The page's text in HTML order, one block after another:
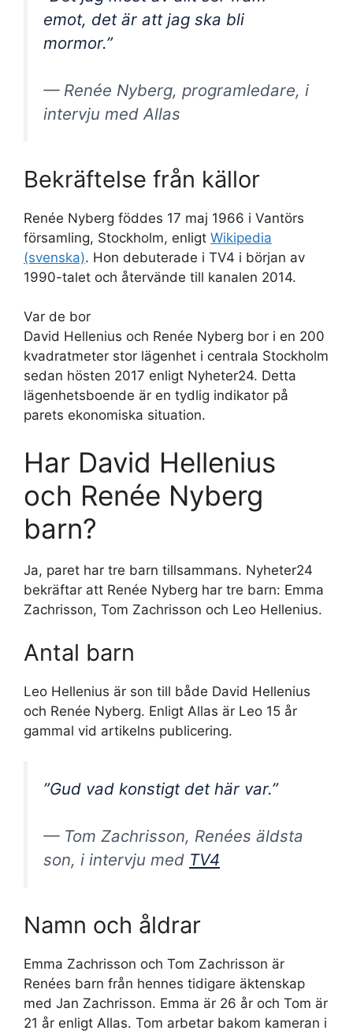
emot, det är att jag ska bli
mormor.”
— Renée Nyberg, programledare, i
intervju med Allas
Bekräftelse från källor
Renée Nyberg föddes 17 maj 1966 i Vantörs
församling, Stockholm, enligt Wikipedia
(svenska). Hon debuterade i TV4 i början av
1990-talet och återvände till kanalen 2014.
Var de bor
David Hellenius och Renée Nyberg bor i en 200
kvadratmeter stor lägenhet i centrala Stockholm
sedan hösten 2017 enligt Nyheter24. Detta
lägenhetsboende är en tydlig indikator på
parets ekonomiska situation.
Har David Hellenius
och Renée Nyberg
barn?
Ja, paret har tre barn tillsammans. Nyheter24
bekräftar att Renée Nyberg har tre barn: Emma
Zachrisson, Tom Zachrisson och Leo Hellenius.
Antal barn
Leo Hellenius är son till både David Hellenius
och Renée Nyberg. Enligt Allas är Leo 15 år
gammal vid artikelns publicering.
”Gud vad konstigt det här var.”
— Tom Zachrisson, Renées äldsta
son, i intervju med TV4
Namn och åldrar
Emma Zachrisson och Tom Zachrisson är
Renées barn från hennes tidigare äktenskap
med Jan Zachrisson. Emma är 26 år och Tom är
21 år enligt Allas. Tom arbetar bakom kameran i